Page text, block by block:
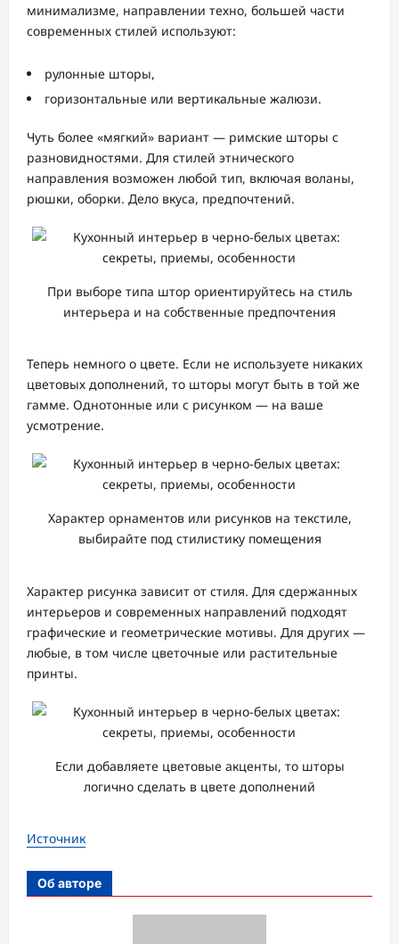
минимализме, направлении техно, большей части
современных стилей используют:
рулонные шторы,
горизонтальные или вертикальные жалюзи.
Чуть более «мягкий» вариант — римские шторы с
разновидностями. Для стилей этнического
направления возможен любой тип, включая воланы,
рюшки, оборки. Дело вкуса, предпочтений.
При выборе типа штор ориентируйтесь на стиль
интерьера и на собственные предпочтения
Теперь немного о цвете. Если не используете никаких
цветовых дополнений, то шторы могут быть в той же
гамме. Однотонные или с рисунком — на ваше
усмотрение.
Характер орнаментов или рисунков на текстиле,
выбирайте под стилистику помещения
Характер рисунка зависит от стиля. Для сдержанных
интерьеров и современных направлений подходят
графические и геометрические мотивы. Для других —
любые, в том числе цветочные или растительные
принты.
Если добавляете цветовые акценты, то шторы
логично сделать в цвете дополнений
Источник
Об авторе